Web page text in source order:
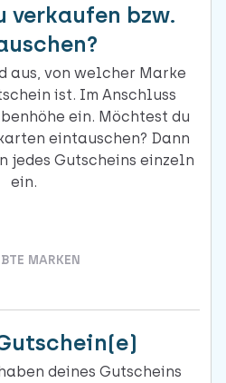
verkaufen bzw.
aus, von welcher Marke
ist. Im Anschluss
ein. Möchtest du
eintauschen? Dann
jedes Gutscheins einzeln
ein.
MARKEN
deines Gutscheins